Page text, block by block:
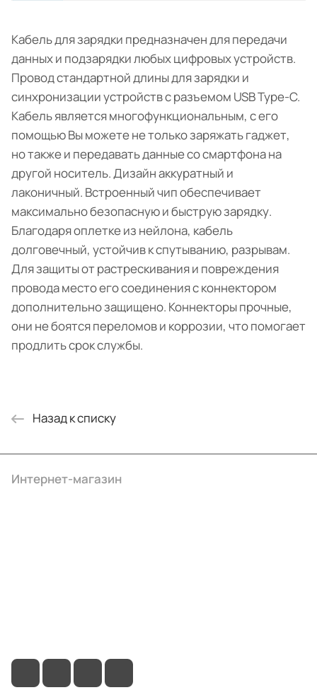
Кабель для зарядки предназначен для передачи
данных и подзарядки любых цифровых устройств.
Провод стандартной длины для зарядки и
синхронизации устройств с разъемом USB Type-C.
Кабель является многофункциональным, с его
помощью Вы можете не только заряжать гаджет,
но также и передавать данные со смартфона на
другой носитель. Дизайн аккуратный и
лаконичный. Встроенный чип обеспечивает
максимально безопасную и быструю зарядку.
Благодаря оплетке из нейлона, кабель
долговечный, устойчив к спутыванию, разрывам.
Для защиты от растрескивания и повреждения
провода место его соединения с коннектором
дополнительно защищено. Коннекторы прочные,
они не боятся переломов и коррозии, что помогает
продлить срок службы.
Назад к списку
Интернет-магазин